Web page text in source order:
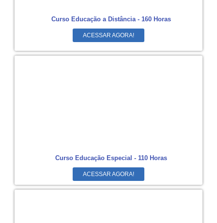
Curso Educação a Distância - 160 Horas
ACESSAR AGORA!
Curso Educação Especial - 110 Horas
ACESSAR AGORA!